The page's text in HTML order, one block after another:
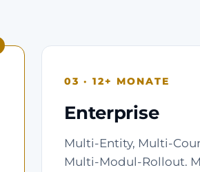
03 · 12+ MONATE
Enterprise
Multi-Entity, Multi-
Multi-Modul-Rollout.